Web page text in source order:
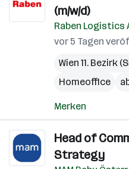
(m/w/d)
Raben Logistics
vor 5 Tagen
Wien 11. Bezirk
Homeoffice
Merken
Head of
Strategy